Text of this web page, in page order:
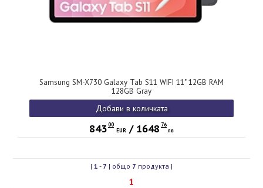
Samsung SM-X730 Galaxy Tab S11 WIFI 11" 12GB RAM
128GB Gray
Добави в количката
84300
EUR / 1648 76
лв
| 1 - 7 | общо 7 продукта |
1